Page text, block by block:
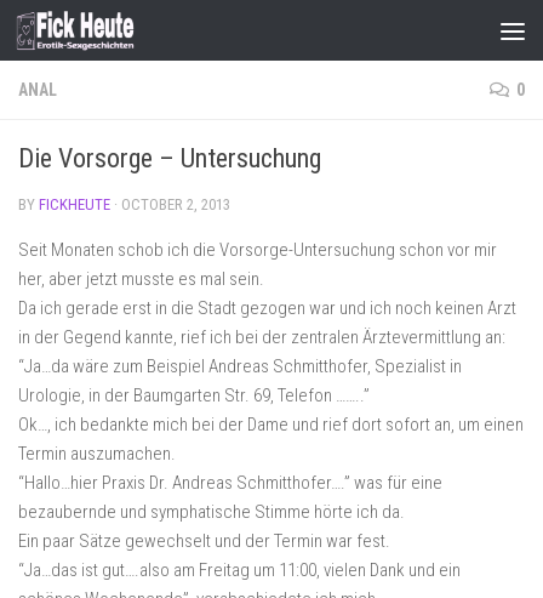
Skip to content
ANAL 0
Die Vorsorge – Untersuchung
BY FICKHEUTE · OCTOBER 2, 2013
Seit Monaten schob ich die Vorsorge-Untersuchung schon vor mir
her, aber jetzt musste es mal sein.
Da ich gerade erst in die Stadt gezogen war und ich noch keinen Arzt
in der Gegend kannte, rief ich bei der zentralen Ärztevermittlung an:
“Ja…da wäre zum Beispiel Andreas Schmitthofer, Spezialist in
Urologie, in der Baumgarten Str. 69, Telefon ……..”
Ok…, ich bedankte mich bei der Dame und rief dort sofort an, um einen
Termin auszumachen.
“Hallo…hier Praxis Dr. Andreas Schmitthofer….” was für eine
bezaubernde und symphatische Stimme hörte ich da.
Ein paar Sätze gewechselt und der Termin war fest.
“Ja…das ist gut….also am Freitag um 11:00, vielen Dank und ein